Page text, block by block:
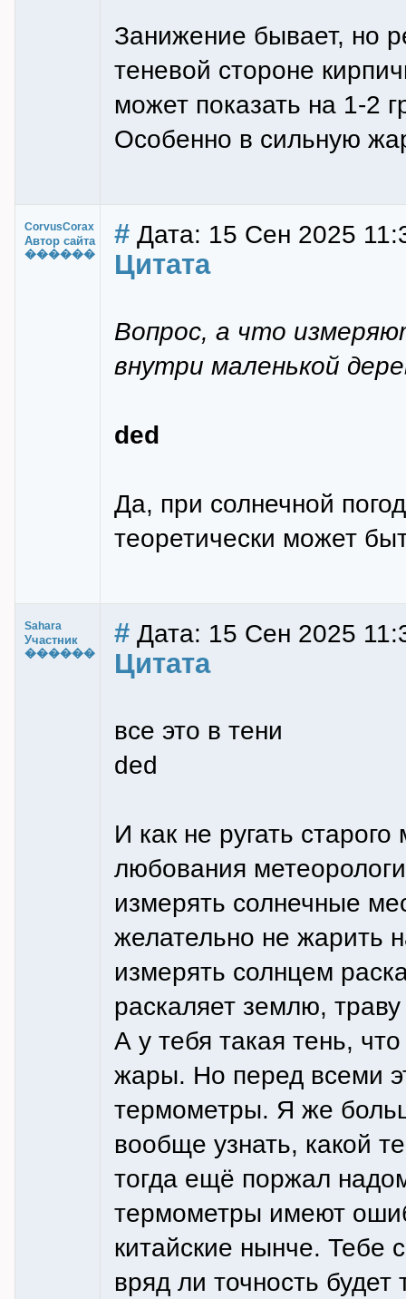
Занижение бывает, но
теневой стороне
может показать на 1-2
Особенно в сильную
CorvusCorax
Автор сайта
������
# Дата: 15 Сен 2025
Цитата
Вопрос, а что
внутри маленькой
ded
Да, при солнечной
теоретически может
Sahara
Участник
������
# Дата: 15 Сен 2025
Цитата
все это в тени
ded
И как не ругать
любования
измерять солнечные
желательно не жарить
измерять солнцем
раскаляет землю,
А у тебя такая тень,
жары. Но перед всеми
термометры. Я же
вообще узнать, какой
тогда ещё поржал
термометры имеют
китайские нынче. Тебе
вряд ли точность